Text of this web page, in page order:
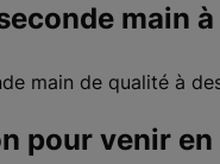
main
main de qualité à
pour venir en